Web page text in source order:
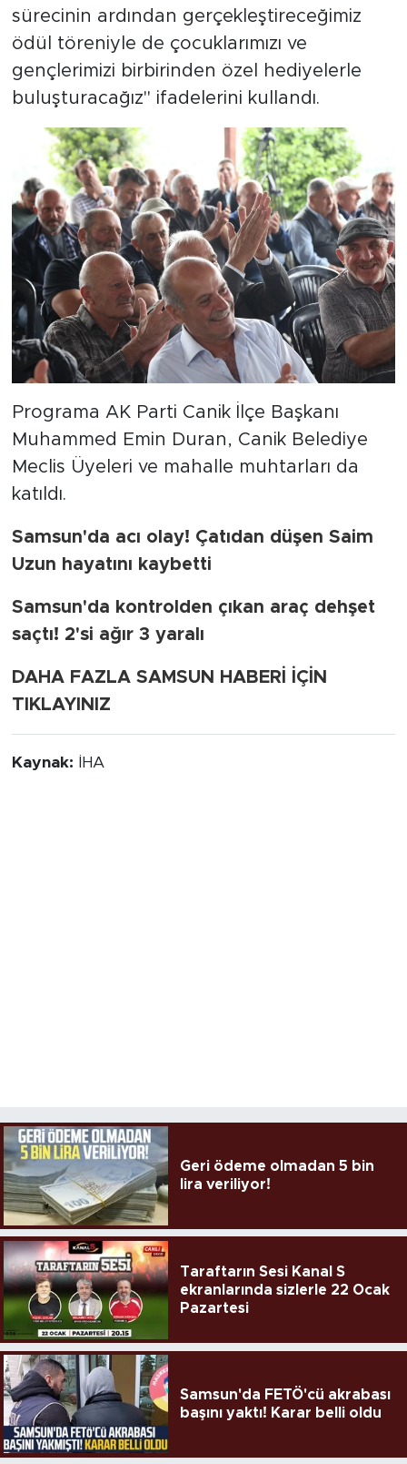
sürecinin ardından gerçekleştireceğimiz
ödül töreniyle de çocuklarımızı ve
gençlerimizi birbirinden özel hediyelerle
buluşturacağız" ifadelerini kullandı.
Programa AK Parti Canik İlçe Başkanı
Muhammed Emin Duran, Canik Belediye
Meclis Üyeleri ve mahalle muhtarları da
katıldı.
Samsun'da acı olay! Çatıdan düşen Saim
Uzun hayatını kaybetti
Samsun'da kontrolden çıkan araç dehşet
saçtı! 2'si ağır 3 yaralı
DAHA FAZLA SAMSUN HABERİ İÇİN
TIKLAYINIZ
Kaynak: İHA
Geri ödeme olmadan 5 bin
lira veriliyor!
Taraftarın Sesi Kanal S
ekranlarında sizlerle 22 Ocak
Pazartesi
Samsun'da FETÖ'cü akrabası
başını yaktı! Karar belli oldu